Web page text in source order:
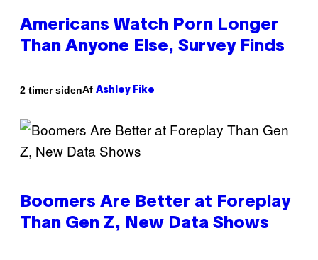
Americans Watch Porn Longer
Than Anyone Else, Survey Finds
2 timer sidenAf Ashley Fike
Boomers Are Better at Foreplay
Than Gen Z, New Data Shows